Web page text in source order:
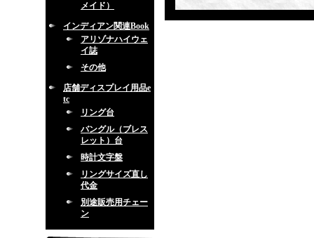
メイド）
インディアン関連Book
アリゾナハイウェ
イ誌
その他
店舗ディスプレイ用品e
tc
リング台
バングル（ブレス
レット）台
時計文字盤
リングサイズ直し
代金
別途販売用チェー
ン